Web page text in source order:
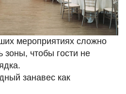
мероприятиях сложно
зоны, чтобы гости не
занавес как